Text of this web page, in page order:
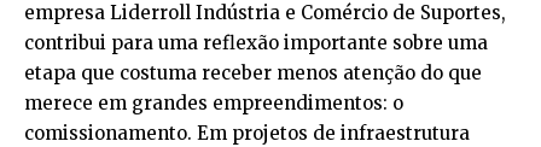
empresa Liderroll Indústria e Comércio de Suportes,
contribui para uma reflexão importante sobre uma
etapa que costuma receber menos atenção do que
merece em grandes empreendimentos: o
comissionamento. Em projetos de infraestrutura